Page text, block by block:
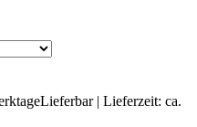
Lieferbar | Lieferzeit: ca.